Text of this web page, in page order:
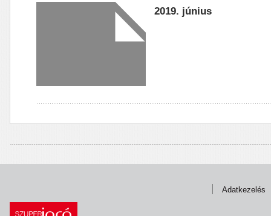
2019. június
Adatkezelés